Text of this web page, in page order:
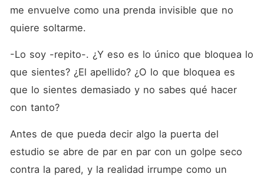
me envuelve como una prenda invisible que no
quiere soltarme.
-Lo soy -repito-. ¿Y eso es lo único que bloquea lo
que sientes? ¿El apellido? ¿O lo que bloquea es
que lo sientes demasiado y no sabes qué hacer
con tanto?
Antes de que pueda decir algo la puerta del
estudio se abre de par en par con un golpe seco
contra la pared, y la realidad irrumpe como un